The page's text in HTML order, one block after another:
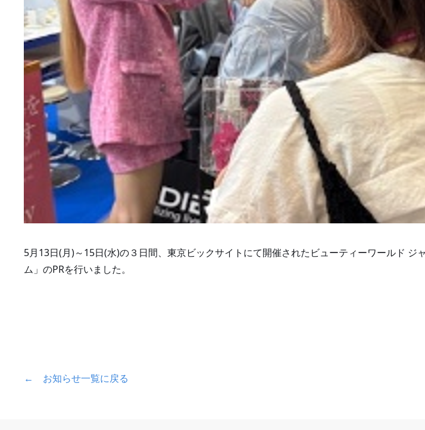
5月13日(月)～15日(水)の３日間、東京ビックサイトにて開催されたビューティーワールド
ム」のPRを行いました。
← お知らせ一覧に戻る